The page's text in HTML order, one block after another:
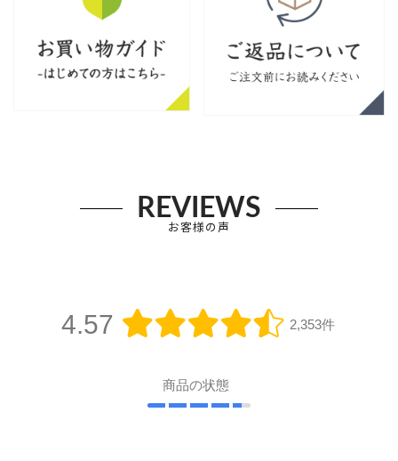
REVIEWS
お客様の声
4.57 2,353件
商品の状態